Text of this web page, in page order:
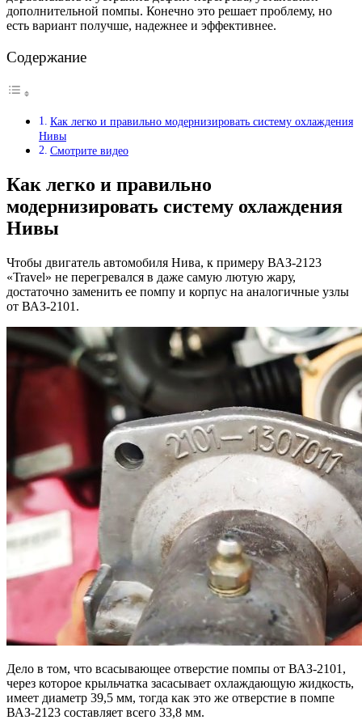
дополнительной помпы. Конечно это решает проблему, но
есть вариант получше, надежнее и эффективнее.
Содержание
Как легко и правильно модернизировать систему охлаждения
Нивы
Смотрите видео
Как легко и правильно
модернизировать систему охлаждения
Нивы
Чтобы двигатель автомобиля Нива, к примеру ВАЗ-2123
«Travel» не перегревался в даже самую лютую жару,
достаточно заменить ее помпу и корпус на аналогичные узлы
от ВАЗ-2101.
Дело в том, что всасывающее отверстие помпы от ВАЗ-2101,
через которое крыльчатка засасывает охлаждающую жидкость,
имеет диаметр 39,5 мм, тогда как это же отверстие в помпе
ВАЗ-2123 составляет всего 33,8 мм.